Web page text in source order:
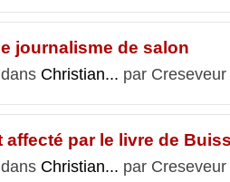
journalisme de salon
Christian... par
affecté par le livre de
Christian... par